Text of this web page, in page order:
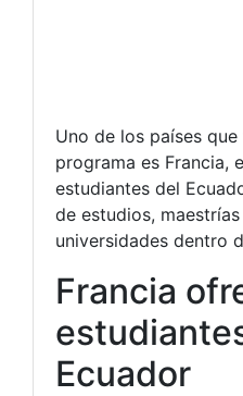
Uno de los países
programa es Francia,
estudiantes del
de estudios,
universidades dentro
Francia
Ecuador